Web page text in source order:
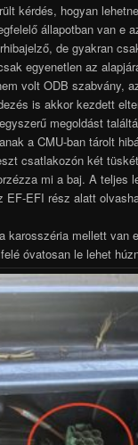
kérdés, hogyan
állapotban van e
de gyakran
egyenetlen az
volt ODB szabvány,
is akkor kezdett
megoldást
a CMU-ban tárolt
csatlakozón két
mi a baj. A teljes
EF-EFI rész alatt
karosszéria mellett van
óvatosan le lehet